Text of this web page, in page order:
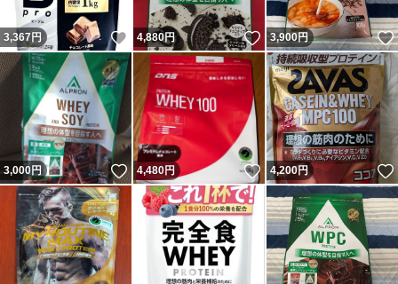
3,367 円 いいね！
4,880円 いいね！
3,900円
3,000円 いいね！
4,480円 いいね！
4,200円